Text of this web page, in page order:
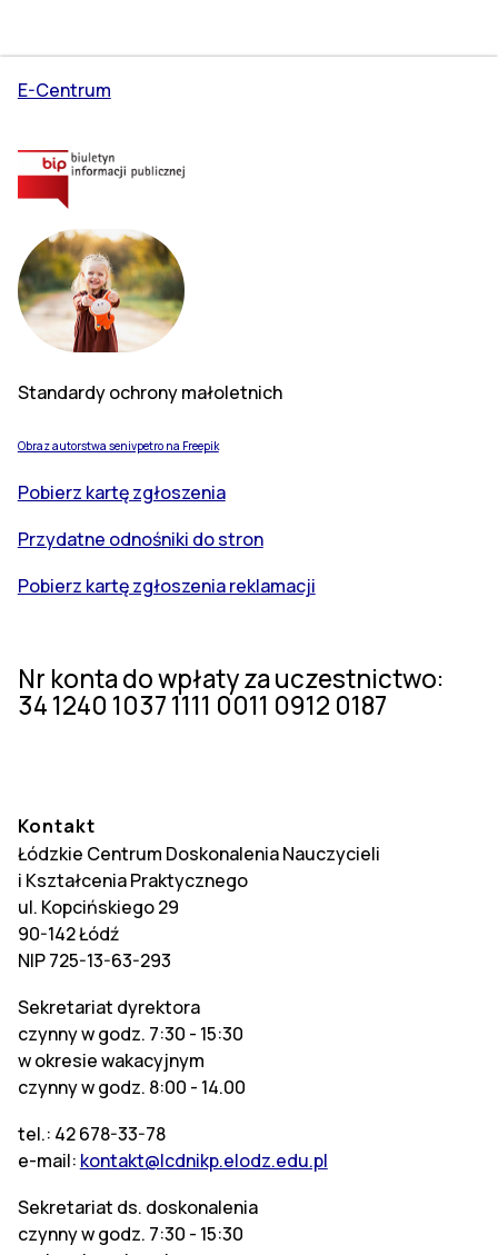
E-Centrum
Standardy ochrony małoletnich
Obraz autorstwa senivpetro na Freepik
Pobierz kartę zgłoszenia
Przydatne odnośniki do stron
Pobierz kartę zgłoszenia reklamacji
Nr konta do wpłaty za uczestnictwo:
34 1240 1037 1111 0011 0912 0187
Kontakt
Łódzkie Centrum Doskonalenia Nauczycieli
i Kształcenia Praktycznego
ul. Kopcińskiego 29
90-142 Łódź
NIP 725-13-63-293
Sekretariat dyrektora
czynny w godz. 7:30 - 15:30
w okresie wakacyjnym
czynny w godz. 8:00 - 14.00
tel.: 42 678-33-78
e-mail: kontakt@lcdnikp.elodz.edu.pl
Sekretariat ds. doskonalenia
czynny w godz. 7:30 - 15:30